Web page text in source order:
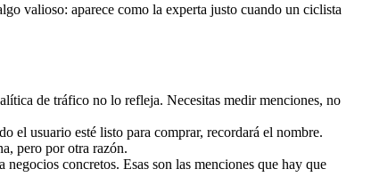
valioso: aparece como la experta justo cuando un ciclista
de tráfico no lo refleja. Necesitas medir menciones, no
el usuario esté listo para comprar, recordará el nombre.
pero por otra razón.
concretos. Esas son las menciones que hay que